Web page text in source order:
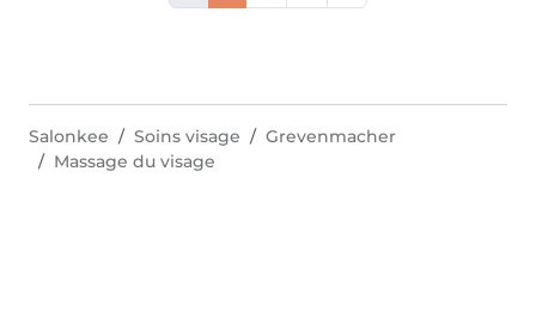
Salonkee Soins visage
Grevenmacher
Massage du visage